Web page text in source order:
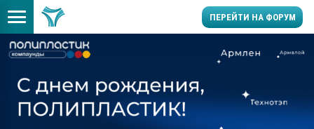
ПЕРЕЙТИ НА ФОРУМ